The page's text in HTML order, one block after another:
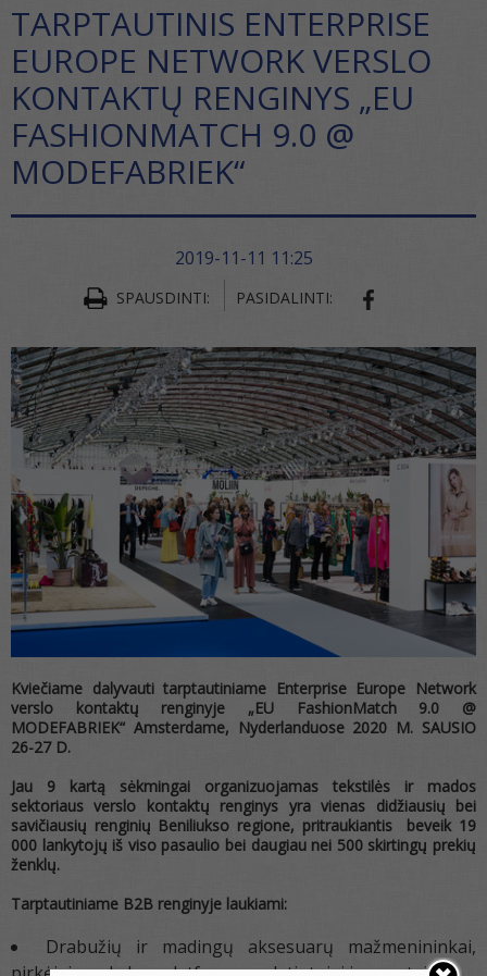
TARPTAUTINIS ENTERPRISE
EUROPE NETWORK VERSLO
KONTAKTŲ RENGINYS „EU
FASHIONMATCH 9.0 @
MODEFABRIEK“
2019-11-11 11:25
SPAUSDINTI: PASIDALINTI:
Kviečiame dalyvauti tarptautiniame Enterprise Europe Network
verslo kontaktų renginyje „EU FashionMatch 9.0 @
MODEFABRIEK“ Amsterdame, Nyderlanduose 2020 M. SAUSIO
26-27 D.
Jau 9 kartą sėkmingai organizuojamas tekstilės ir mados
sektoriaus verslo kontaktų renginys yra vienas didžiausių bei
savičiausių renginių Beniliukso regione, pritraukiantis beveik 19
000 lankytojų iš viso pasaulio bei daugiau nei 500 skirtingų prekių
ženklų.
Tarptautiniame B2B renginyje laukiami:
Drabužių ir madingų aksesuarų mažmenininkai,